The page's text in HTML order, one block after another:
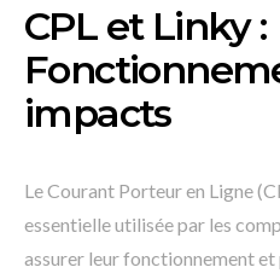
CPL et Linky :
impacts
Le Courant Porteur en Ligne
essentielle utilisée par les
assurer leur fonctionnement